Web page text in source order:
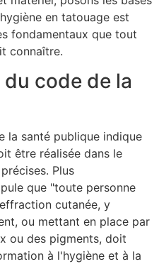
en tatouage est
fondamentaux que tout
connaître.
du code de la
la santé publique indique
être réalisée dans le
Plus
que "toute personne
cutanée, y
ou mettant en place par
ou des pigments, doit
à l'hygiène et à la